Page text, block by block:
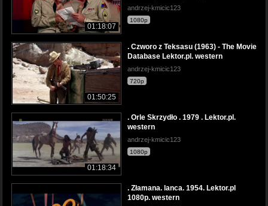
01:18:07
andrzej-kmicic123
1080p
01:50:25
. Czworo z Teksasu (1963) - The Movie
Database Lektor.pl. western
andrzej-kmicic123
720p
01:18:34
. Orle Skrzydło . 1979 . Lektor.pl.
western
andrzej-kmicic123
1080p
. Złamana. lanca. 1954. Lektor.pl
1080p. western